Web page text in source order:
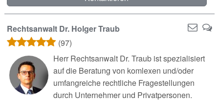
Rechtsanwalt Dr. Holger Traub
(97)
Herr Rechtsanwalt Dr. Traub ist spezialisiert
auf die Beratung von komlexen und/oder
umfangreiche rechtliche Fragestellungen
durch Unternehmer und Privatpersonen.